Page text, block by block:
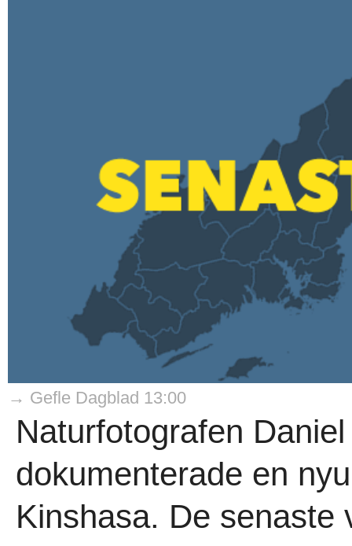
→ Gefle Dagblad 13:00
Naturfotografen
dokumenterade en
Kinshasa. De senaste